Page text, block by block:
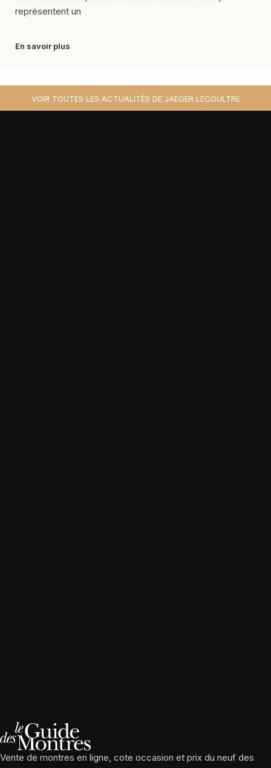
représentent un
En savoir plus
VOIR TOUTES LES ACTUALITÉS DE JAEGER LECOULTRE
Vente de montres en ligne, cote occasion et prix du neuf des